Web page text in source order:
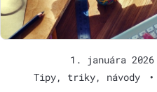
1. januára 2026
Tipy, triky, návody
•